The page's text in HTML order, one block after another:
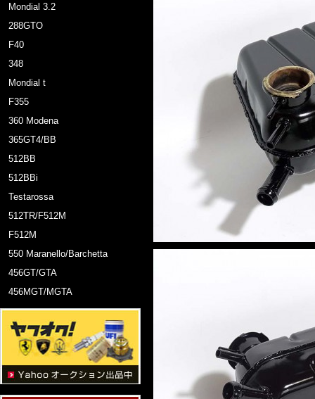
Mondial 3.2
288GTO
F40
348
Mondial t
F355
360 Modena
365GT4/BB
512BB
512BBi
Testarossa
512TR/F512M
F512M
550 Maranello/Barchetta
456GT/GTA
456MGT/MGTA